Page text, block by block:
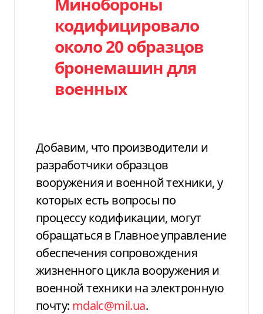
кодифицировало
около 20 образцов
бронемашин для
военных
Добавим, что производители и
разработчики образцов
вооружения и военной техники, у
которых есть вопросы по
процессу кодификации, могут
обращаться в Главное управление
обеспечения сопровождения
жизненного цикла вооружения и
военной техники на электронную
почту: mdalc@mil.ua.